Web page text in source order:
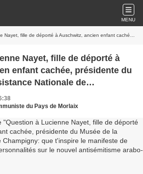
MENU
présidente du Musée de la Résistance Nationale de Champigny: que t'inspire le manifeste de Philippe Val et de 250 personnalités sur le nouvel antisémitisme arabo-musulman en France?
Nayet, fille de déporté à
enfant cachée, présidente du
Nationale de
le manifeste de
250 personnalités sur le
arabo-musulman en
du Pays de Morlaix